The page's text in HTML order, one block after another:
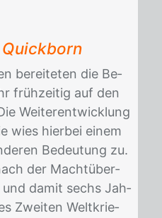
be­rei­te­ten die Be­
früh­zei­tig auf den
Wei­ter­ent­wick­lung
wies hier­bei ei­nem
Be­deu­tung zu.
der Macht­über­
und da­mit sechs Jah­
Zwei­ten Welt­krie­